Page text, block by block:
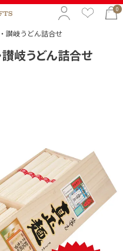
0
讃岐うどん詰合せ
岐うどん詰合せ